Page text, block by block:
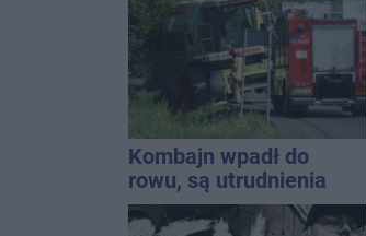
bieżąco, ale nie żyć w
informacyjnym chaosie?
Kombajn wpadł do
rowu, są utrudnienia